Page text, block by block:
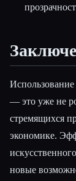
Использование
— это уже не
стремящихся
экономике.
новые